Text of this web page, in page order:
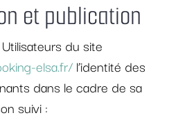
et publication
du site
elsa.fr/ l’identité des
dans le cadre de sa
suivi :